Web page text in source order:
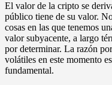
El valor de la cripto se
público tiene de su valor.
cosas en las que tenemos
valor subyacente, a largo
por determinar. La razón
volátiles en este momento
fundamental.